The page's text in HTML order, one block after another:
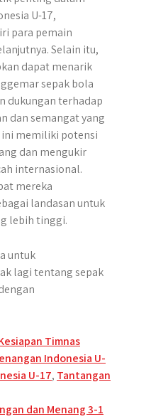
U-17,
para pemain
Selain itu,
dapat menarik
sepak bola
dukungan terhadap
dan semangat yang
memiliki potensi
dan mengukir
internasional.
mereka
landasan untuk
lebih tinggi.
untuk
lagi tentang sepak
Timnas
Indonesia U-
U-17, Tantangan
dan Menang 3-1